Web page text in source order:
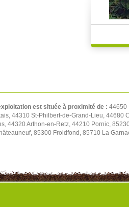
est située à proximité de : 44650
44310 St-Philbert-de-Grand-Lieu, 44680
44320 Arthon-en-Retz, 44210 Pornic,
85300 Froidfond, 85710 La